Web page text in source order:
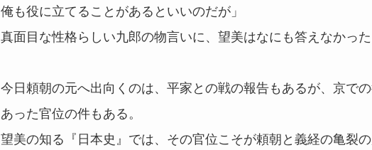
俺も役に立てることがあるといいのだが」
真面目な性格らしい九郎の物言いに、望美はなにも答えなかった
今日頼朝の元へ出向くのは、平家との戦の報告もあるが、京で
あった官位の件もある。
望美の知る『日本史』では、その官位こそが頼朝と義経の亀裂の